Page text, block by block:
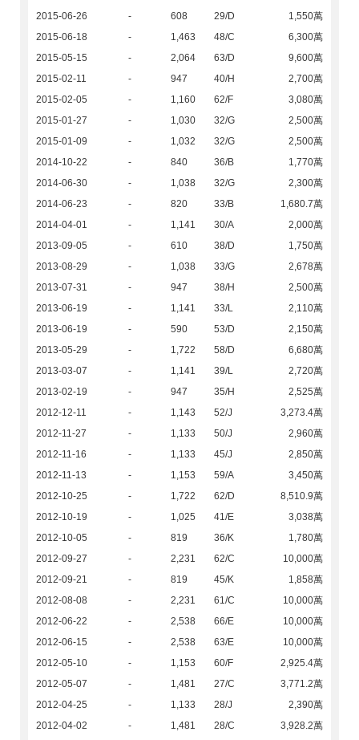
2015-06-26
- 608 29/D
1,550萬
2015-06-18
- 1,463 48/C
6,300萬
2015-05-15
- 2,064 63/D
9,600萬
2015-02-11
- 947 40/H
2,700萬
2015-02-05
- 1,160 62/F
3,080萬
2015-01-27
- 1,030 32/G
2,500萬
2015-01-09
- 1,032 32/G
2,500萬
2014-10-22
- 840 36/B
1,770萬
2014-06-30
- 1,038 32/G
2,300萬
2014-06-23
- 820 33/B
1,680.7萬
2014-04-01
- 1,141 30/A
2,000萬
2013-09-05
- 610 38/D
1,750萬
2013-08-29
- 1,038 33/G
2,678萬
2013-07-31
- 947 38/H
2,500萬
2013-06-19
- 1,141 33/L
2,110萬
2013-06-19
- 590 53/D
2,150萬
2013-05-29
- 1,722 58/D
6,680萬
2013-03-07
- 1,141 39/L
2,720萬
2013-02-19
- 947 35/H
2,525萬
2012-12-11
- 1,143 52/J
3,273.4萬
2012-11-27
- 1,133 50/J
2,960萬
2012-11-16
- 1,133 45/J
2,850萬
2012-11-13
- 1,153 59/A
3,450萬
2012-10-25
- 1,722 62/D
8,510.9萬
2012-10-19
- 1,025 41/E
3,038萬
2012-10-05
- 819 36/K
1,780萬
2012-09-27
- 2,231 62/C
10,000萬
2012-09-21
- 819 45/K
1,858萬
2012-08-08
- 2,231 61/C
10,000萬
2012-06-22
- 2,538 66/E
10,000萬
2012-06-15
- 2,538 63/E
10,000萬
2012-05-10
- 1,153 60/F
2,925.4萬
2012-05-07
- 1,481 27/C
3,771.2萬
2012-04-25
- 1,133 28/J
2,390萬
2012-04-02
- 1,481 28/C
3,928.2萬